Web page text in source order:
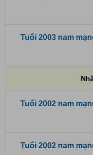
Tuổi 2003 nam
Tuổi 2002 nam
Tuổi 2002 nam